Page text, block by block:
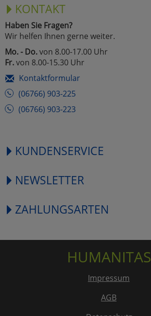
KONTAKT
Haben Sie Fragen?
Wir helfen Ihnen gerne weiter.
Mo. - Do.von 8.00-17.00 Uhr
Fr.von 8.00-15.30 Uhr
Kontaktformular
(06766) 903-225
(06766) 903-223
KUNDENSERVICE
NEWSLETTER
ZAHLUNGSARTEN
HUMANITAS
Impressum
AGB